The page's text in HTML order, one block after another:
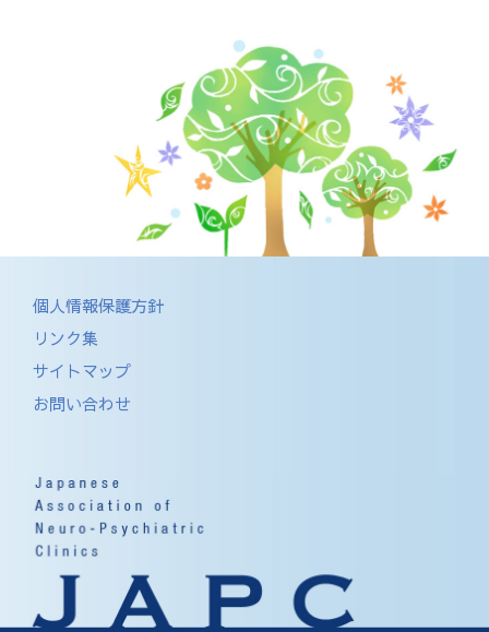
個人情報保護方針
リンク集
サイトマップ
お問い合わせ